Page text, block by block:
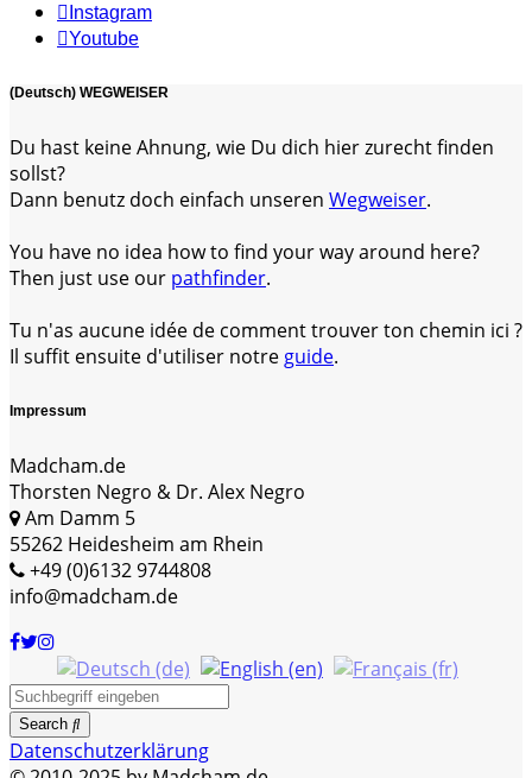
Instagram
Youtube
(Deutsch) WEGWEISER
Du hast keine Ahnung, wie Du dich hier zurecht finden
sollst?
Dann benutz doch einfach unseren Wegweiser.
You have no idea how to find your way around here?
Then just use our pathfinder.
Tu n'as aucune idée de comment trouver ton chemin ici ?
Il suffit ensuite d'utiliser notre guide.
Impressum
Madcham.de
Thorsten Negro & Dr. Alex Negro
Am Damm 5
55262 Heidesheim am Rhein
+49 (0)6132 9744808
info@madcham.de
Search
Datenschutzerklärung